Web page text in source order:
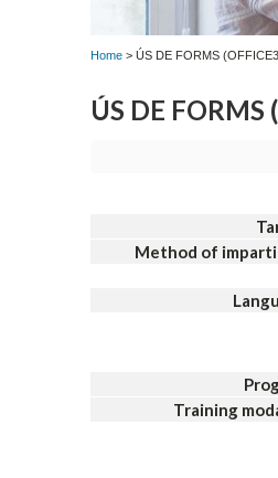
Home > ÚS DE FORMS
ÚS DE
Method of
Training